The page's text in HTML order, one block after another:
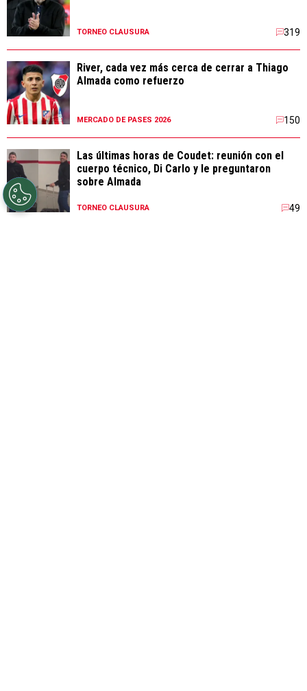
TORNEO CLAUSURA 319
River, cada vez más cerca de cerrar a Thiago
Almada como refuerzo
MERCADO DE PASES 2026 150
Las últimas horas de Coudet: reunión con el
cuerpo técnico, Di Carlo y le preguntaron
sobre Almada
TORNEO CLAUSURA 49